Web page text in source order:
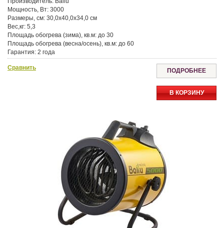
Мощность, Вт: 3000
Размеры, см: 30,0x40,0x34,0 см
Вес,кг: 5,3
Площадь обогрева (зима), кв.м: до 30
Площадь обогрева (весна/осень), кв.м: до 60
Гарантия: 2 года
Сравнить ПОДРОБНЕЕ
В КОРЗИНУ